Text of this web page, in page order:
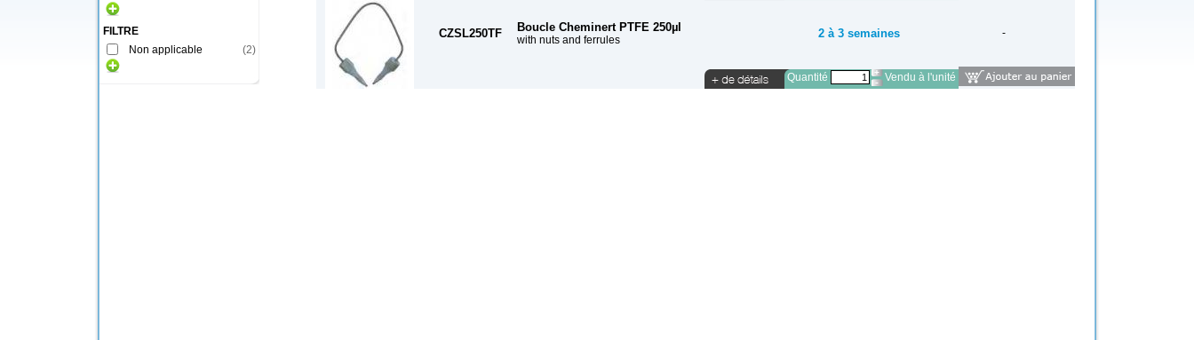
FILTRE
Non applicable
(2)
CZSL250TF Boucle Cheminert PTFE 250µl
with nuts and ferrules 2 à 3 semaines -
Quantité Vendu à l'unité